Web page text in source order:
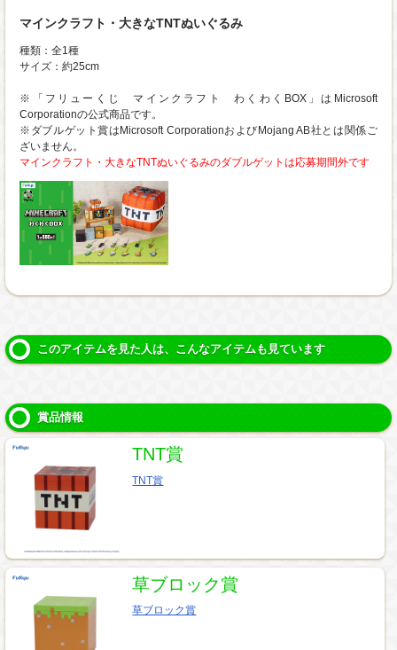
マインクラフト・大きなTNTぬいぐるみ
種類：全1種
サイズ：約25cm
※「フリューくじ マインクラフト わくわくBOX」はMicrosoft
Corporationの公式商品です。
※ダブルゲット賞はMicrosoft CorporationおよびMojang AB社とは関係ご
ざいません。
マインクラフト・大きなTNTぬいぐるみのダブルゲットは応募期間外です
このアイテムを見た人は、こんなアイテムも見ています
賞品情報
TNT賞
TNT賞
草ブロック賞
草ブロック賞